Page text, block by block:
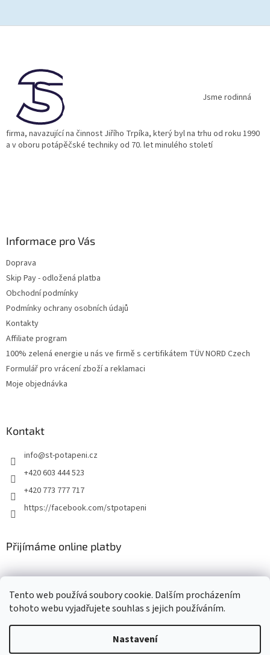
Tento web používá soubory cookie. Dalším procházením
tohoto webu vyjadřujete souhlas s jejich používáním.
Nastavení
Jsme rodinná
firma, navazující na činnost Jiřího Trpíka, který byl na trhu od roku 1990
a v oboru potápěčské techniky od 70. let minulého století
Informace pro Vás
Doprava
Skip Pay - odložená platba
Obchodní podmínky
Podmínky ochrany osobních údajů
Kontakty
Affiliate program
100% zelená energie u nás ve firmě s certifikátem TÜV NORD Czech
Formulář pro vrácení zboží a reklamaci
Moje objednávka
Kontakt
info@st-potapeni.cz
+420 603 444 523
+420 773 777 717
https://facebook.com/stpotapeni
Přijímáme online platby